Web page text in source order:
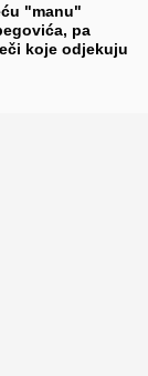
"manu"
pa
koje odjekuju